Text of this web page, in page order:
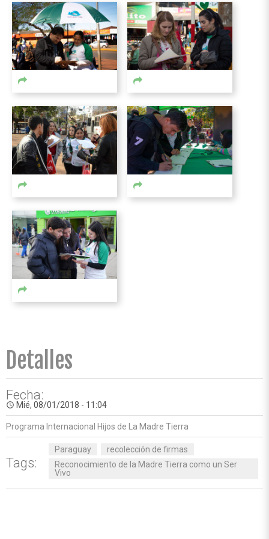
Detalles
Fecha:
access_time Mié, 08/01/2018 - 11:04
Programa Internacional Hijos de La Madre Tierra
Tags:
Paraguay
recolección de firmas
Reconocimiento de la Madre Tierra como un Ser
Vivo